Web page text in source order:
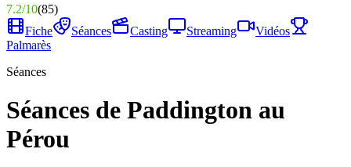
7.2/10(85)
Fiche
Séances Casting Streaming
Vidéos
Palmarès
Séances
Séances de Paddington au
Pérou